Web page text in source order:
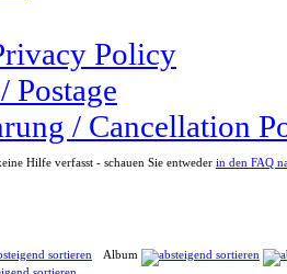
Policy
Postage
/ Cancellation
Hilfe verfasst - schauen Sie entweder in den FAQ
Album